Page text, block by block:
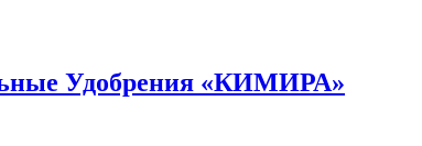
Удобрения «КИМИРА»